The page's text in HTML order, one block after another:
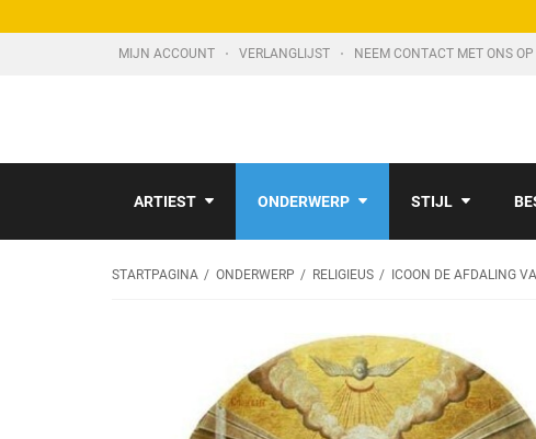
MIJN ACCOUNT VERLANGLIJST NEEM CONTACT MET ONS OP
ARTIEST ONDERWERP STIJL
STARTPAGINA ONDERWERP RELIGIEUS ICOON DE AFDALING